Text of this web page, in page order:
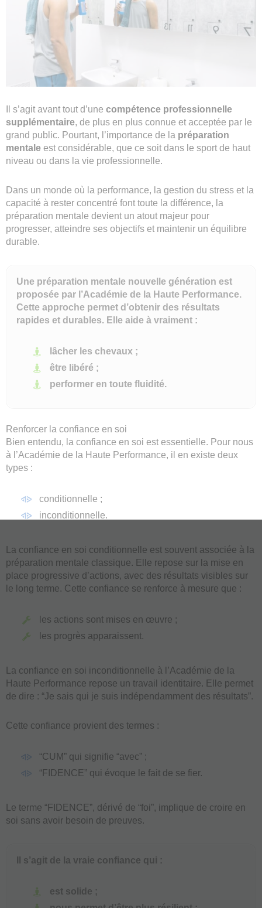
Il s’agit avant tout d’une compétence professionnelle
supplémentaire, de plus en plus connue et acceptée par le
grand public. Pourtant, l’importance de la préparation
mentale est considérable, que ce soit dans le sport de haut
niveau ou dans la vie professionnelle.
Dans un monde où la performance, la gestion du stress et la
capacité à rester concentré font toute la différence, la
préparation mentale devient un atout majeur pour
progresser, atteindre ses objectifs et maintenir un équilibre
durable.
Une préparation mentale nouvelle génération est
proposée par l’Académie de la Haute Performance.
Cette approche permet d’obtenir des résultats
rapides et durables. Elle aide à vraiment :
lâcher les chevaux ;
être libéré ;
performer en toute fluidité.
Renforcer la confiance en soi
Bien entendu, la confiance en soi est essentielle. Pour nous
à l’Académie de la Haute Performance, il en existe deux
types :
conditionnelle ;
inconditionnelle.
La confiance en soi conditionnelle est souvent associée à la
préparation mentale classique. Elle repose sur la mise en
place progressive d’actions, avec des résultats visibles sur
le long terme. Cette confiance se renforce à mesure que :
les actions sont mises en œuvre ;
les progrès apparaissent.
La confiance en soi inconditionnelle à l’Académie de la
Haute Performance repose un travail identitaire. Elle permet
de dire : “Je sais qui je suis indépendamment des résultats”.
Cette confiance provient des termes :
“CUM” qui signifie “avec” ;
“FIDENCE” qui évoque le fait de se fier.
Le terme “FIDENCE”, dérivé de “foi”, implique de croire en
soi sans avoir besoin de preuves.
Il s’agit de la vraie confiance qui :
est solide ;